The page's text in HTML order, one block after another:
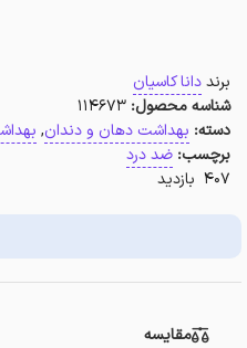
برنددانا کاسیان
شناسه محصول:114673
دسته: بهداشت دهان و دندان,
برچسب: ضد درد
407 بازدید
مقایسه